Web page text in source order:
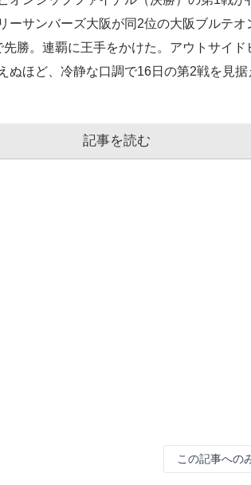
ーサンバーズ大阪が同2位の大阪ブルテオ
勝。連覇に王手をかけた。アウトサイド
ぬほど、冷静な口調で16日の第2戦を見
記事を読む
この記事への